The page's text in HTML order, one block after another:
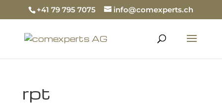
+41 79 795 7075 info@comexperts.ch
rpt